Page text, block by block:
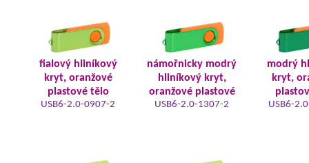
fialový hliníkový
kryt, oranžové
plastové tělo
USB6-2.0-0907-2
námořnicky modrý
hliníkový kryt,
oranžové plastové
USB6-2.0-1307-2
modrý
kryt,
USB6-